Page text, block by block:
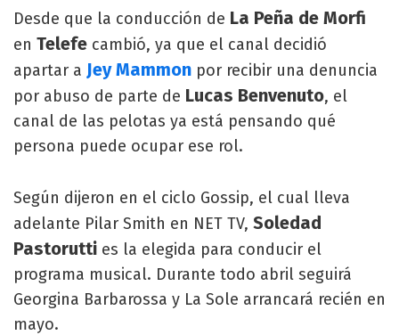
Desde que la conducción de La Peña de Morfi
en Telefe cambió, ya que el canal decidió
apartar a Jey Mammon por recibir una denuncia
por abuso de parte de Lucas Benvenuto, el
canal de las pelotas ya está pensando qué
persona puede ocupar ese rol.
Según dijeron en el ciclo Gossip, el cual lleva
adelante Pilar Smith en NET TV, Soledad
Pastorutti es la elegida para conducir el
programa musical. Durante todo abril seguirá
Georgina Barbarossa y La Sole arrancará recién en
mayo.